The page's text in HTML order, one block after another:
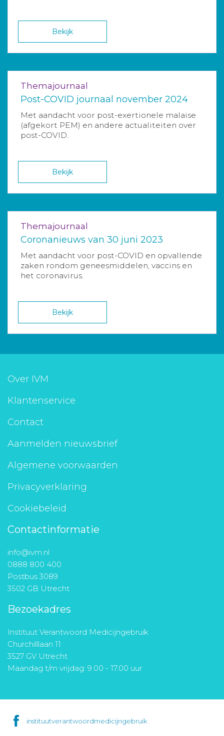
Bekijk
Themajournaal
Post-COVID journaal november 2024
Met aandacht voor post-exertionele malaise
(afgekort PEM) en andere actualiteiten over
post-COVID.
Bekijk
Themajournaal
Coronanieuws van 30 juni 2023
Met aandacht voor post-COVID en opvallende
zaken rondom geneesmiddelen, vaccins en
het coronavirus.
Bekijk
Over IVM
Klantenservice
Contact
Aanmelden nieuwsbrief
Algemene voorwaarden
Privacyverklaring
Cookiebeleid
Contactinformatie
info@ivm.nl
0888 800 400
Postbus 3089
3502 GB Utrecht
Bezoekadres
Instituut Verantwoord Medicijngebruik
Churchilllaan 11
3527 GV Utrecht
Maandag t/m vrijdag: 9.00 - 17.00 uur
instituutverantwoordmedicijngebruik